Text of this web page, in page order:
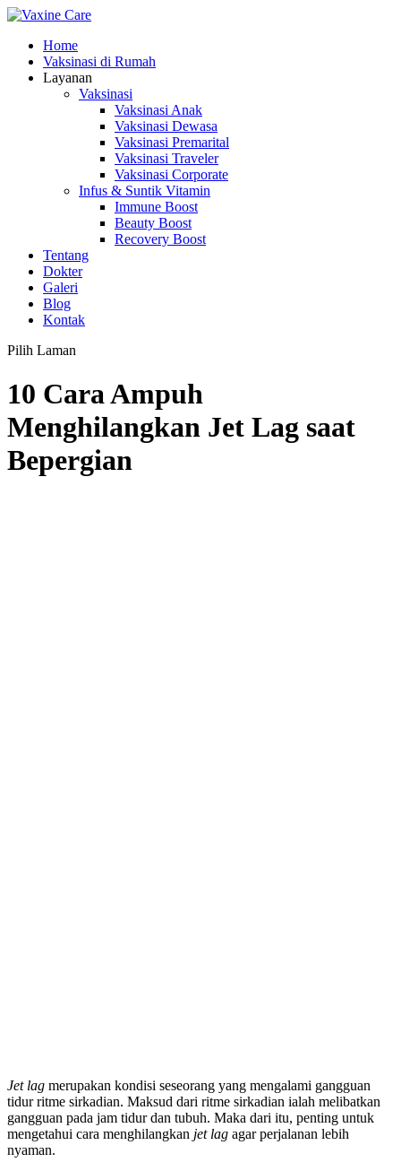
Home
Vaksinasi di Rumah
Layanan
Vaksinasi
Vaksinasi Anak
Vaksinasi Dewasa
Vaksinasi Premarital
Vaksinasi Traveler
Vaksinasi Corporate
Infus & Suntik Vitamin
Immune Boost
Beauty Boost
Recovery Boost
Tentang
Dokter
Galeri
Blog
Kontak
Pilih Laman
10 Cara Ampuh
Menghilangkan Jet Lag saat
Bepergian
Jet lag merupakan kondisi seseorang yang mengalami gangguan
tidur ritme sirkadian. Maksud dari ritme sirkadian ialah melibatkan
gangguan pada jam tidur dan tubuh. Maka dari itu, penting untuk
mengetahui cara menghilangkan jet lag agar perjalanan lebih
nyaman.